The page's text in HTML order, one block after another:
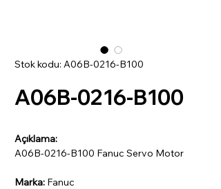
Stok kodu: A06B-0216-B100
A06B-0216-B100
Açıklama:
A06B-0216-B100 Fanuc Servo Motor
Marka: Fanuc